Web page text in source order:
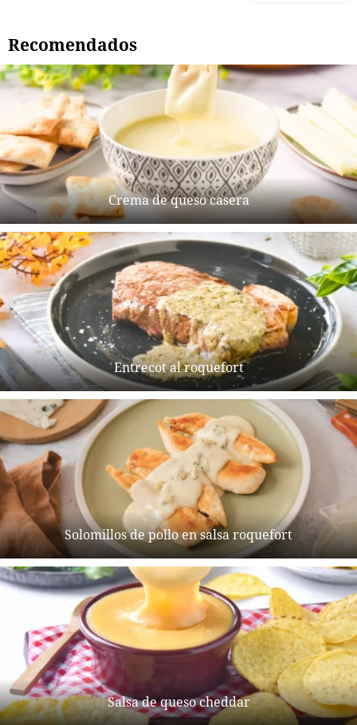
Recomendados
Crema de queso casera
Entrecot al roquefort
Solomillos de pollo en salsa roquefort
Salsa de queso cheddar